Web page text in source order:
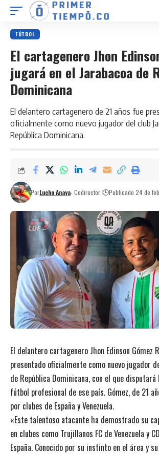
FÚTBOL
El cartagenero Jhon
jugará en el Jarabacoa de
Dominicana
El delantero cartagenero de 21 años fue
oficialmente como nuevo jugador del club
República Dominicana.
PorLucho Anaya- Codirector Publicado 24 de
El delantero cartagenero Jhon Edinson Gómez
presentado oficialmente como nuevo jugador
de República Dominicana, con el que disputará
fútbol profesional de ese país. Gómez, de 21
por clubes de España y Venezuela.
«Este talentoso atacante ha demostrado su
en clubes como Trujillanos FC de Venezuela y
España. Conocido por su instinto en el área y